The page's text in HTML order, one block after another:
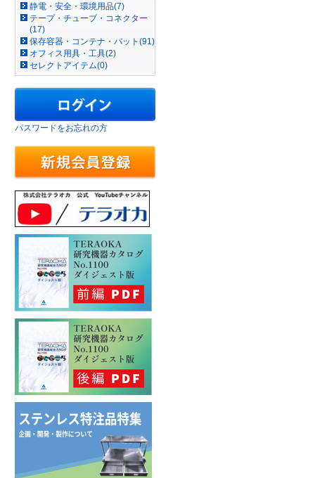
静電・安全・環境用品(7)
テープ・チューブ・コネクター
(17)
保存容器・コンテナ・バット(91)
オフィス用具・工具(2)
セレクトアイテム(0)
パスワードをお忘れの方